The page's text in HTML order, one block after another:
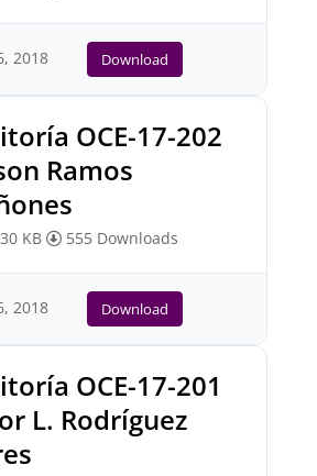
2018 Download
OCE-17-202
Ramos
KB 555 Downloads
2018 Download
OCE-17-201
L. Rodríguez